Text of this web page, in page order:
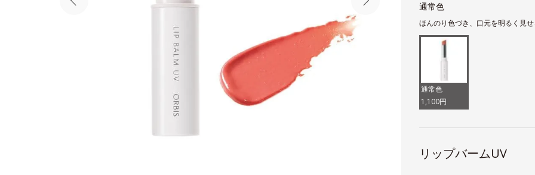
通常色
ほんのり色づき、口元を明るく見せ
通常色
1,100円
リップバームUV